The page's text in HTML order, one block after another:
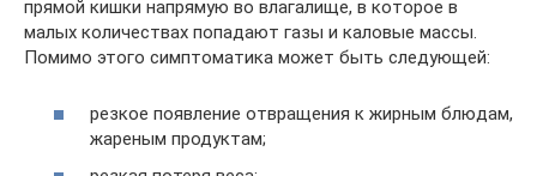
прямой кишки напрямую во влагалище, в которое в
малых количествах попадают газы и каловые массы.
Помимо этого симптоматика может быть следующей:
резкое появление отвращения к жирным блюдам,
жареным продуктам;